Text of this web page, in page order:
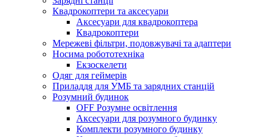
Квадрокоптери та аксесуари
Аксесуари для квадрокоптера
Квадрокоптери
Мережеві фільтри, подовжувачі та адаптери
Носима робототехніка
Екзоскелети
Одяг для геймерів
Приладдя для УМБ та зарядних станцій
Розумний будинок
OFF Розумне освітлення
Аксесуари для розумного будинку
Комплекти розумного будинку